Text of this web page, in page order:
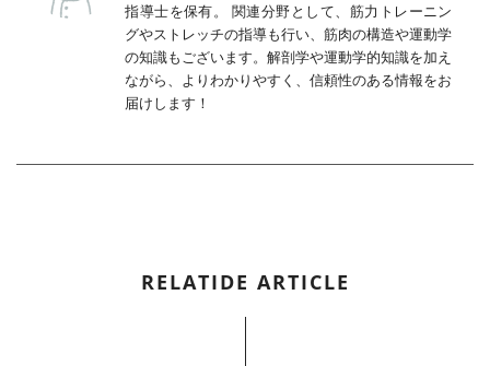
指導士を保有。 関連分野として、筋力トレーニン
グやストレッチの指導も行い、筋肉の構造や運動学
の知識もございます。解剖学や運動学的知識を加え
ながら、よりわかりやすく、信頼性のある情報をお
届けします！
RELATIDE ARTICLE